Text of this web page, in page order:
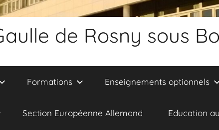
de Rosny sous
Formations Enseignements optionnels
Section Européenne Allemand Education